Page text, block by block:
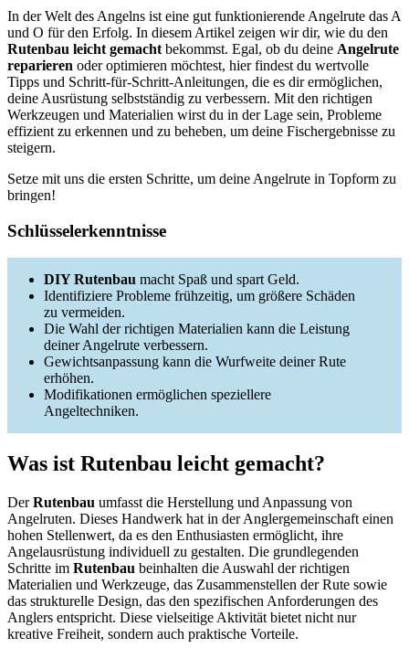
In der Welt des Angelns ist eine gut funktionierende Angelrute das A
und O für den Erfolg. In diesem Artikel zeigen wir dir, wie du den
Rutenbau leicht gemacht bekommst. Egal, ob du deine Angelrute
reparieren oder optimieren möchtest, hier findest du wertvolle
Tipps und Schritt-für-Schritt-Anleitungen, die es dir ermöglichen,
deine Ausrüstung selbstständig zu verbessern. Mit den richtigen
Werkzeugen und Materialien wirst du in der Lage sein, Probleme
effizient zu erkennen und zu beheben, um deine Fischergebnisse zu
steigern.
Setze mit uns die ersten Schritte, um deine Angelrute in Topform zu
bringen!
Schlüsselerkenntnisse
DIY Rutenbau macht Spaß und spart Geld.
Identifiziere Probleme frühzeitig, um größere Schäden
zu vermeiden.
Die Wahl der richtigen Materialien kann die Leistung
deiner Angelrute verbessern.
Gewichtsanpassung kann die Wurfweite deiner Rute
erhöhen.
Modifikationen ermöglichen speziellere
Angeltechniken.
Was ist Rutenbau leicht gemacht?
DerRutenbau umfasst die Herstellung und Anpassung von
Angelruten. Dieses Handwerk hat in der Anglergemeinschaft einen
hohen Stellenwert, da es den Enthusiasten ermöglicht, ihre
Angelausrüstung individuell zu gestalten. Die grundlegenden
Schritte im Rutenbau beinhalten die Auswahl der richtigen
Materialien und Werkzeuge, das Zusammenstellen der Rute sowie
das strukturelle Design, das den spezifischen Anforderungen des
Anglers entspricht. Diese vielseitige Aktivität bietet nicht nur
kreative Freiheit, sondern auch praktische Vorteile.